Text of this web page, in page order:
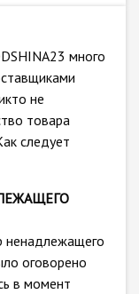
много
не
товара
следует
ненадлежащего
оговорено
в момент